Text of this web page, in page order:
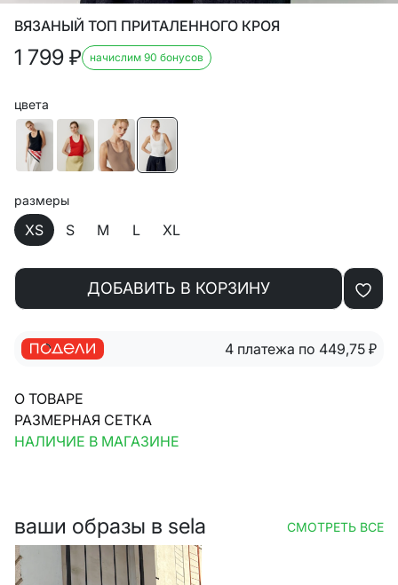
ВЯЗАНЫЙ ТОП ПРИТАЛЕННОГО КРОЯ
1 799 ₽ начислим 90 бонусов
цвета
размеры
XS S M L XL
ДОБАВИТЬ В КОРЗИНУ
4 платежа по 449,75 ₽
О ТОВАРЕ
РАЗМЕРНАЯ СЕТКА
НАЛИЧИЕ В МАГАЗИНЕ
ваши образы в sela СМОТРЕТЬ ВСЕ